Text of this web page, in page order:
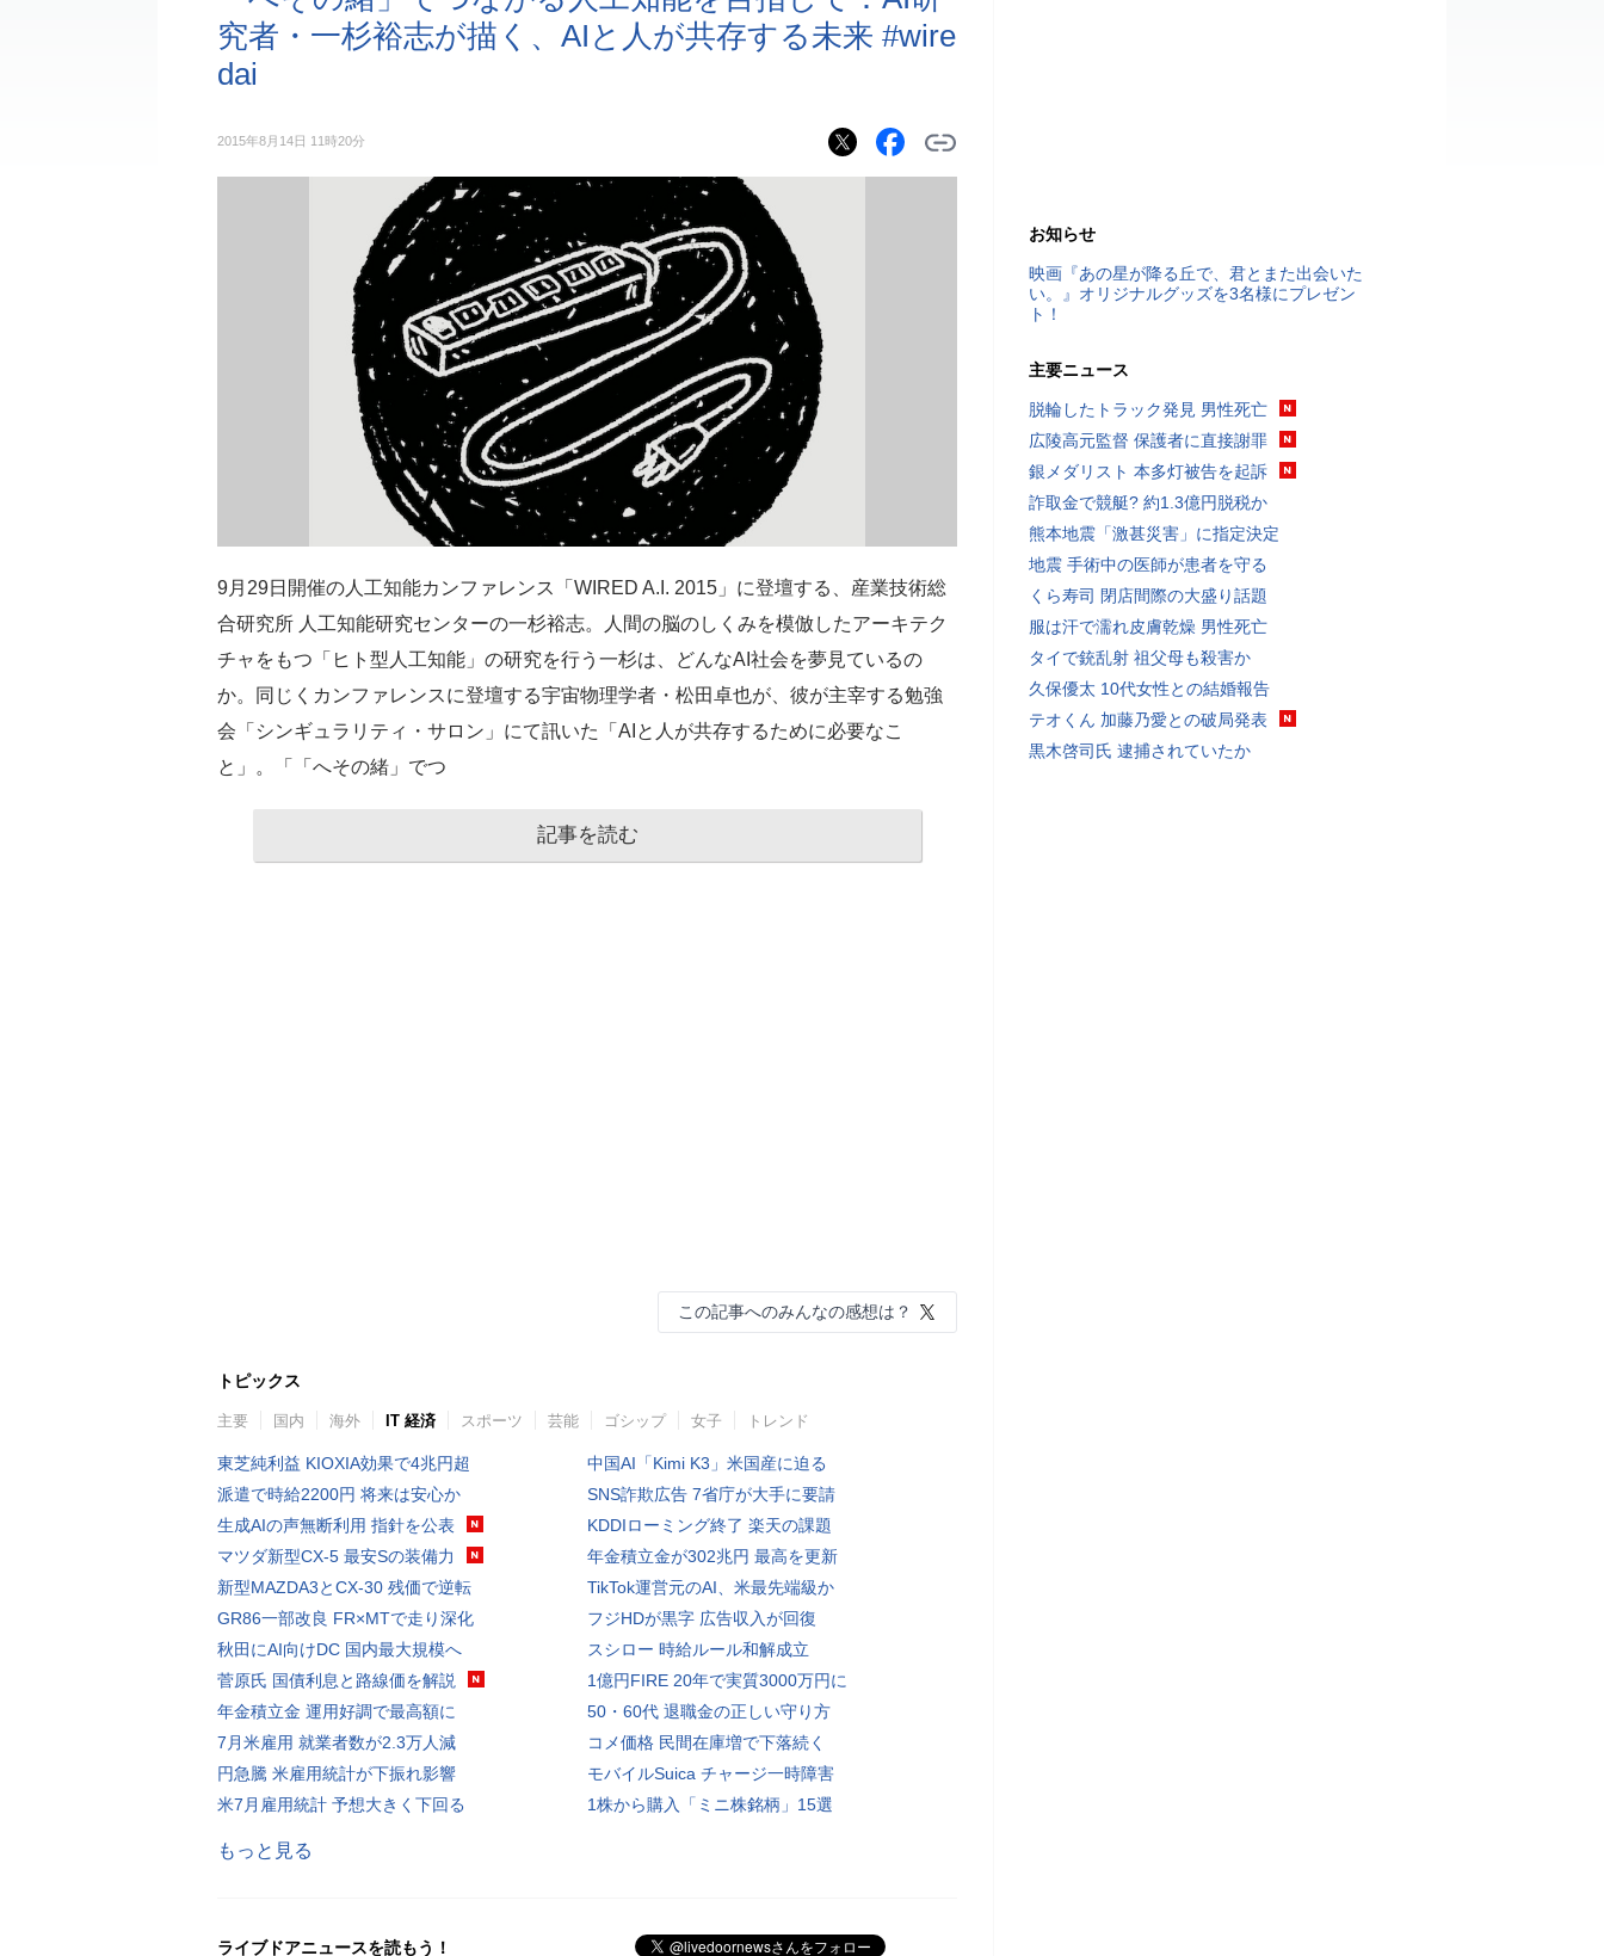
究者・一杉裕志が描く、AIと人が共存する未来 #wire
dai
2015年8月14日 11時20分
9月29日開催の人工知能カンファレンス「WIRED A.I. 2015」に登壇する、産業技術総
合研究所 人工知能研究センターの一杉裕志。人間の脳のしくみを模倣したアーキテク
チャをもつ「ヒト型人工知能」の研究を行う一杉は、どんなAI社会を夢見ているの
か。同じくカンファレンスに登壇する宇宙物理学者・松田卓也が、彼が主宰する勉強
会「シンギュラリティ・サロン」にて訊いた「AIと人が共存するために必要なこ
と」。「「へその緒」でつ
記事を読む
この記事へのみんなの感想は？
トピックス
主要 国内 海外 IT 経済 スポーツ 芸能 ゴシップ 女子 トレンド
東芝純利益 KIOXIA効果で4兆円超
派遣で時給2200円 将来は安心か
生成AIの声無断利用 指針を公表
マツダ新型CX-5 最安Sの装備力
新型MAZDA3とCX-30 残価で逆転
GR86一部改良 FR×MTで走り深化
秋田にAI向けDC 国内最大規模へ
菅原氏 国債利息と路線価を解説
年金積立金 運用好調で最高額に
7月米雇用 就業者数が2.3万人減
円急騰 米雇用統計が下振れ影響
米7月雇用統計 予想大きく下回る
中国AI「Kimi K3」米国産に迫る
SNS詐欺広告 7省庁が大手に要請
KDDIローミング終了 楽天の課題
年金積立金が302兆円 最高を更新
TikTok運営元のAI、米最先端級か
フジHDが黒字 広告収入が回復
スシロー 時給ルール和解成立
1億円FIRE 20年で実質3000万円に
50・60代 退職金の正しい守り方
コメ価格 民間在庫増で下落続く
モバイルSuica チャージ一時障害
1株から購入「ミニ株銘柄」15選
もっと見る
ライブドアニュースを読もう！
お知らせ
映画『あの星が降る丘で、君とまた出会いた
い。』オリジナルグッズを3名様にプレゼン
ト！
主要ニュース
脱輪したトラック発見 男性死亡
広陵高元監督 保護者に直接謝罪
銀メダリスト 本多灯被告を起訴
詐取金で競艇? 約1.3億円脱税か
熊本地震「激甚災害」に指定決定
地震 手術中の医師が患者を守る
くら寿司 閉店間際の大盛り話題
服は汗で濡れ皮膚乾燥 男性死亡
タイで銃乱射 祖父母も殺害か
久保優太 10代女性との結婚報告
テオくん 加藤乃愛との破局発表
黒木啓司氏 逮捕されていたか